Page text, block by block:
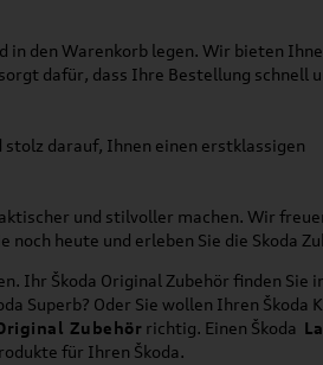
in den Warenkorb legen. Wir bieten
dafür, dass Ihre Bestellung schnell
darauf, Ihnen einen erstklassigen
und stilvoller machen. Wir
heute und erleben Sie die Skoda
Ihr Škoda Original Zubehör finden Sie
Superb? Oder Sie wollen Ihren Škoda
Zubehör richtig. Einen Škoda
für Ihren Škoda.